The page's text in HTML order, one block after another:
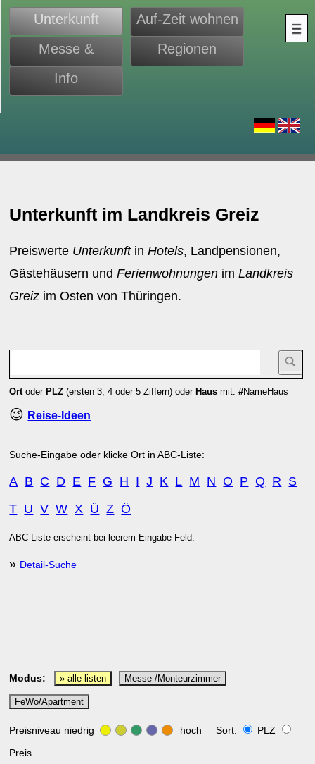
Unterkunft
Auf-Zeit wohnen
Messe &
Monteure
Regionen
Info
Unterkunft im Landkreis Greiz
Preiswerte UnterkunftinHotels, Landpensionen,
Gästehäusern undFerienwohnungen imLandkreis
Greiz im Osten von Thüringen.
Ortoder PLZ (ersten 3, 4 oder 5 Ziffern) oder Haus mit:#NameHaus
😉 Reise-Ideen
Suche-Eingabe oder klicke Ort in ABC-Liste:
A B C D E F G H I J K L M N O P Q R S
T U V W X Ü Z Ö
ABC-Liste erscheint bei leerem Eingabe-Feld.
» Detail-Suche
Modus: » alle listen Messe-/Monteurzimmer
FeWo/Apartment
Preisniveau niedrig hoch Sort:
PLZ
Preis